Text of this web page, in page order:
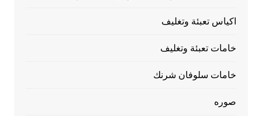
اكياس تعبئة وتغليف
خامات تعبئة وتغليف
خامات سلوفان شرنك
صوره